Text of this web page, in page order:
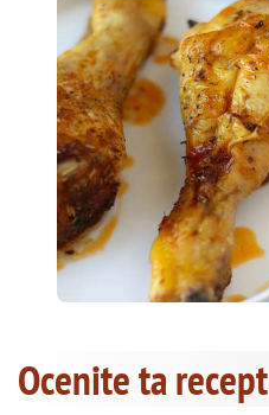
Ocenite ta recept